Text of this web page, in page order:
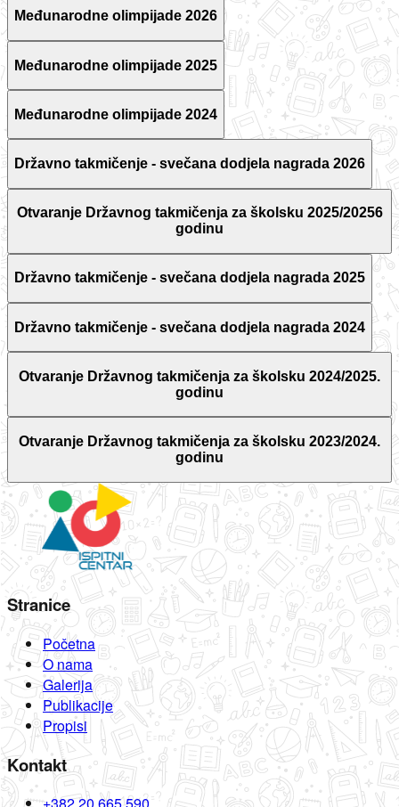
Međunarodne olimpijade 2026
Međunarodne olimpijade 2025
Međunarodne olimpijade 2024
Državno takmičenje - svečana dodjela nagrada 2026
Otvaranje Državnog takmičenja za školsku 2025/20256
godinu
Državno takmičenje - svečana dodjela nagrada 2025
Državno takmičenje - svečana dodjela nagrada 2024
Otvaranje Državnog takmičenja za školsku 2024/2025.
godinu
Otvaranje Državnog takmičenja za školsku 2023/2024.
godinu
Stranice
Početna
O nama
Galerija
Publikacije
Propisi
Kontakt